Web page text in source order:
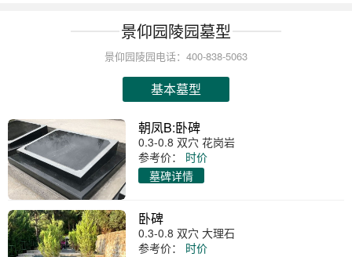
景仰园陵园墓型
景仰园陵园电话：400-838-5063
基本墓型
朝凤B:卧碑
0.3-0.8 双穴 花岗岩
参考价：
时价
墓碑详情
卧碑
0.3-0.8 双穴 大理石
参考价：
时价